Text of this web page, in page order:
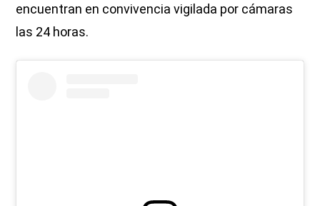
encuentran en convivencia vigilada por cámaras
las 24 horas.